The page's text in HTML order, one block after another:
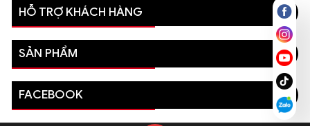
HỖ TRỢ KHÁCH HÀNG
SẢN PHẨM
FACEBOOK